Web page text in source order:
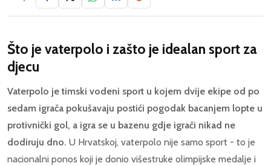
Što je vaterpolo i zašto je idealan sport za
djecu
Vaterpolo je timski vodeni sport u kojem dvije ekipe od po
sedam igrača pokušavaju postići pogodak bacanjem lopte u
protivnički gol, a igra se u bazenu gdje igrači nikad ne
dodiruju dno. U Hrvatskoj, vaterpolo nije samo sport - to je
nacionalni ponos koji je donio višestruke olimpijske medalje i